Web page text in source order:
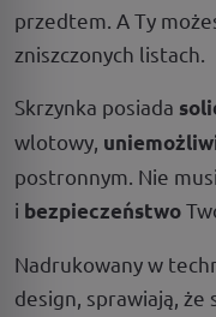
przedtem. A Ty
zniszczonych listach.
Skrzynka posiada
wlotowy,
postronnym. Nie
i bezpieczeństwo
Nadrukowany w
design, sprawiają, że